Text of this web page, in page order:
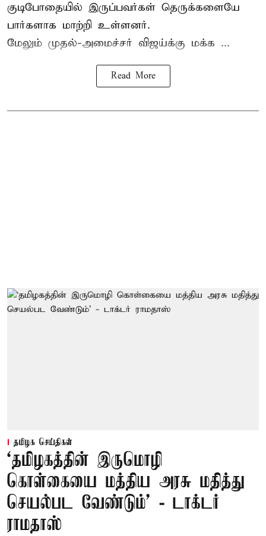
குடிபோதையில் இருப்பவர்கள் தெருக்களையே
பார்களாக மாற்றி உள்ளனர்.
மேலும் முதல்-அமைச்சர் விஜய்க்கு மக்க ...
Read More
தமிழக செய்திகள்
‘தமிழகத்தின் இருமொழி
கொள்கையை மத்திய அரசு மதித்து
செயல்பட வேண்டும்’ - டாக்டர்
ராமதாஸ்